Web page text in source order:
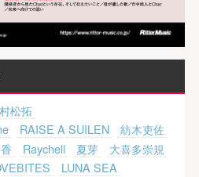
村松拓
RAISE A SUILEN
紡木吏佐
Raychell 夏芽
大喜多崇規
LUNA SEA